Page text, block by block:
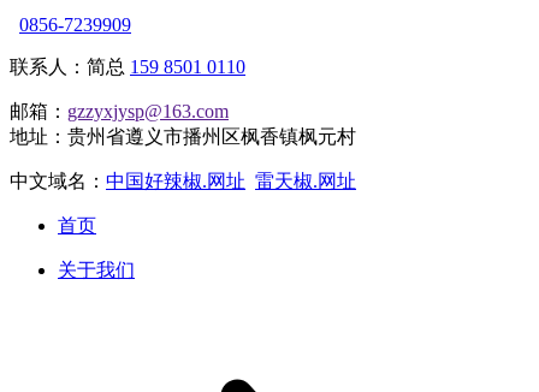
0856-7239909
联系人：简总 159 8501 0110
邮箱： gzzyxjysp@163.com
地址：贵州省遵义市播州区枫香镇枫元村
中文域名： 中国好辣椒.网址 雷天椒.网址
首页
关于我们